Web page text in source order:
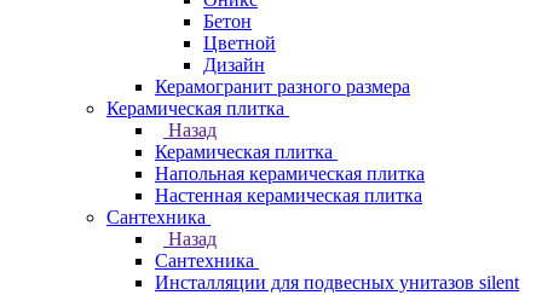
Бетон
Цветной
Дизайн
Керамогранит разного размера
Керамическая плитка
Назад
Керамическая плитка
Напольная керамическая плитка
Настенная керамическая плитка
Сантехника
Назад
Сантехника
Инсталляции для подвесных унитазов silent